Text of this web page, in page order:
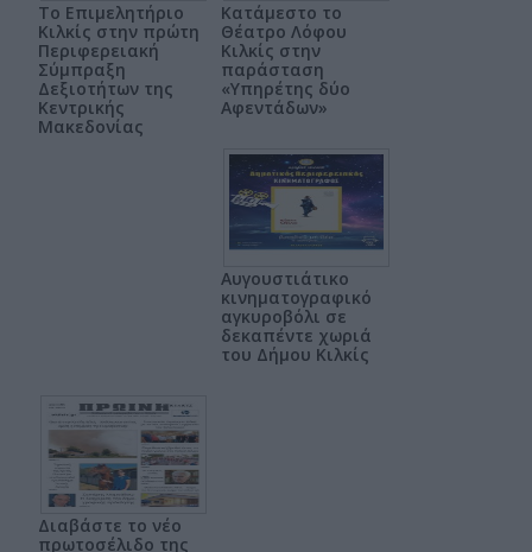
Το Επιμελητήριο
Κιλκίς στην πρώτη
Περιφερειακή
Σύμπραξη
Δεξιοτήτων της
Κεντρικής
Μακεδονίας
Κατάμεστο το
Θέατρο Λόφου
Κιλκίς στην
παράσταση
«Υπηρέτης δύο
Αφεντάδων»
Αυγουστιάτικο
κινηματογραφικό
αγκυροβόλι σε
δεκαπέντε χωριά
του Δήμου Κιλκίς
Διαβάστε το νέο
πρωτοσέλιδο της